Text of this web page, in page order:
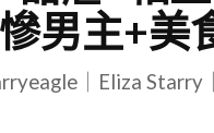
男主+美
｜Eliza Starry